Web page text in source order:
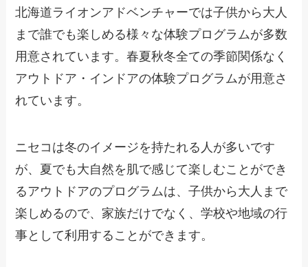
北海道ライオンアドベンチャーでは子供から大人
まで誰でも楽しめる様々な体験プログラムが多数
用意されています。春夏秋冬全ての季節関係なく
アウトドア・インドアの体験プログラムが用意さ
れています。
ニセコは冬のイメージを持たれる人が多いです
が、夏でも大自然を肌で感じて楽しむことができ
るアウトドアのプログラムは、子供から大人まで
楽しめるので、家族だけでなく、学校や地域の行
事として利用することができます。